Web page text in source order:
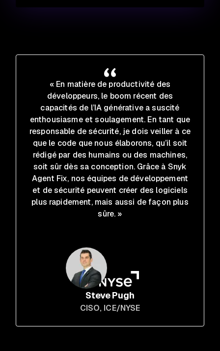
« En matière de productivité des
développeurs, le boom récent des
capacités de l’IA générative a suscité
enthousiasme et soulagement. En tant que
responsable de sécurité, je dois veiller à ce
que le code que nous élaborons, qu’il soit
rédigé par des humains ou des machines,
soit sûr dès sa conception. Grâce à Snyk
Agent Fix, nos équipes de développement
et de sécurité peuvent créer des logiciels
plus rapidement, mais aussi de façon plus
sûre. »
Steve Pugh
CISO, ICE/NYSE